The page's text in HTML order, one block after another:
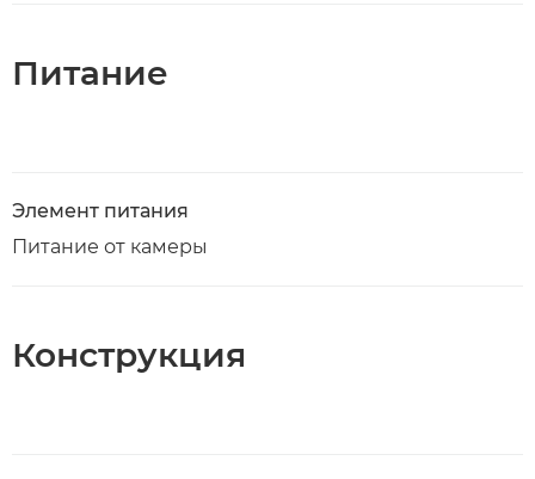
Питание
Элемент питания
Питание от камеры
Конструкция